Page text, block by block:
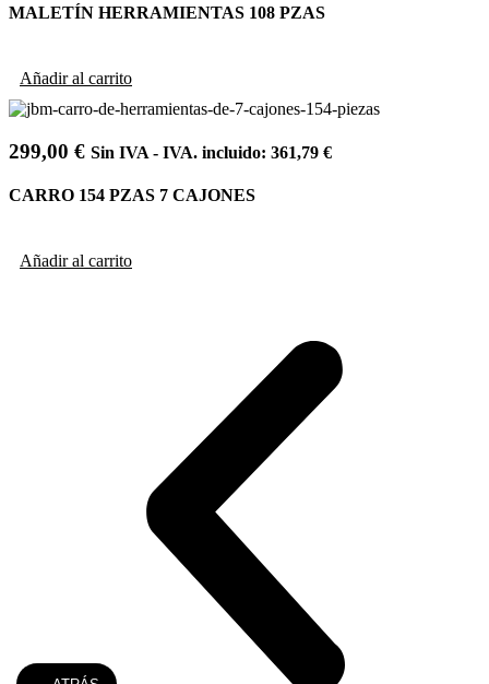
MALETÍN HERRAMIENTAS 108 PZAS
Añadir al carrito
299,00 € Sin IVA - IVA. incluido: 361,79 €
CARRO 154 PZAS 7 CAJONES
Añadir al carrito